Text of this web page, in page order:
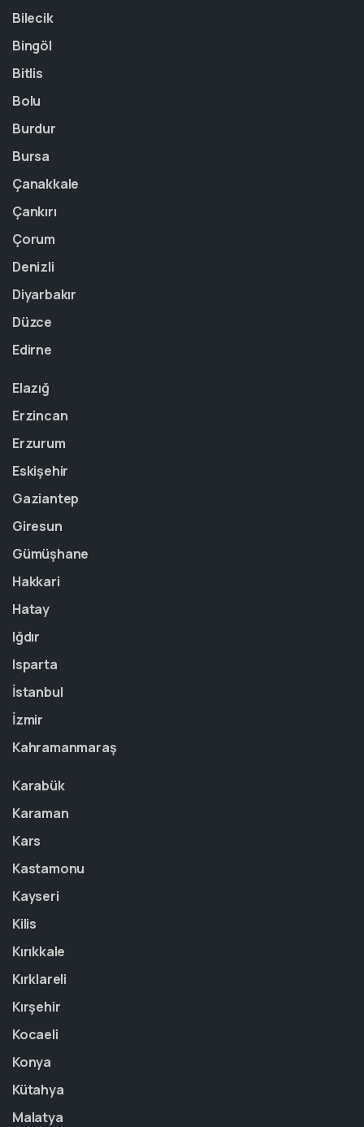
Bilecik
Bingöl
Bitlis
Bolu
Burdur
Bursa
Çanakkale
Çankırı
Çorum
Denizli
Diyarbakır
Düzce
Edirne
Elazığ
Erzincan
Erzurum
Eskişehir
Gaziantep
Giresun
Gümüşhane
Hakkari
Hatay
Iğdır
Isparta
İstanbul
İzmir
Kahramanmaraş
Karabük
Karaman
Kars
Kastamonu
Kayseri
Kilis
Kırıkkale
Kırklareli
Kırşehir
Kocaeli
Konya
Kütahya
Malatya